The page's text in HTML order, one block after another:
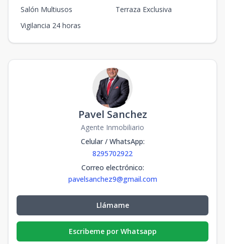
Salón Multiusos
Terraza Exclusiva
Vigilancia 24 horas
Pavel Sanchez
Agente Inmobiliario
Celular / WhatsApp:
8295702922
Correo electrónico:
pavelsanchez9@gmail.com
Llámame
Escribeme por Whatsapp